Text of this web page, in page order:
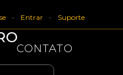
Entrar Suporte
CONTATO